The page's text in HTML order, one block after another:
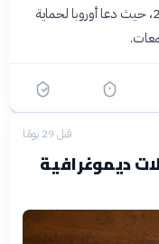
ليو الرابع عشر لجزيرة لامبيدوزا في 5 يوليو 2026، حيث دعا أوروبا لحماية
قبل 29 يومًا
ديموغرافية